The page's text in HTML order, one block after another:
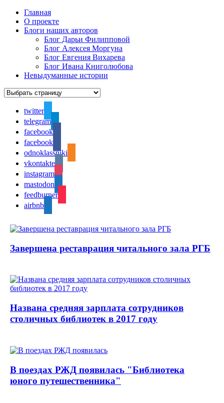
Главная
О проекте
Блоги наших авторов
Блог Дарьи Филипповой
Блог Алексея Моргуна
Блог Евгения Вихарева
Блог Ивана Книголюбова
Невыдуманные истории
twitter
telegram
facebook
facebook
odnoklassniki
vkontakte
instagram
mastodon
feedburner
airbnb
Завершена реставрация читального зала РГБ
Названа средняя зарплата сотрудников
столичных библиотек в 2017 году
В поездах РЖД появилась "Библиотека
юного путешественника"